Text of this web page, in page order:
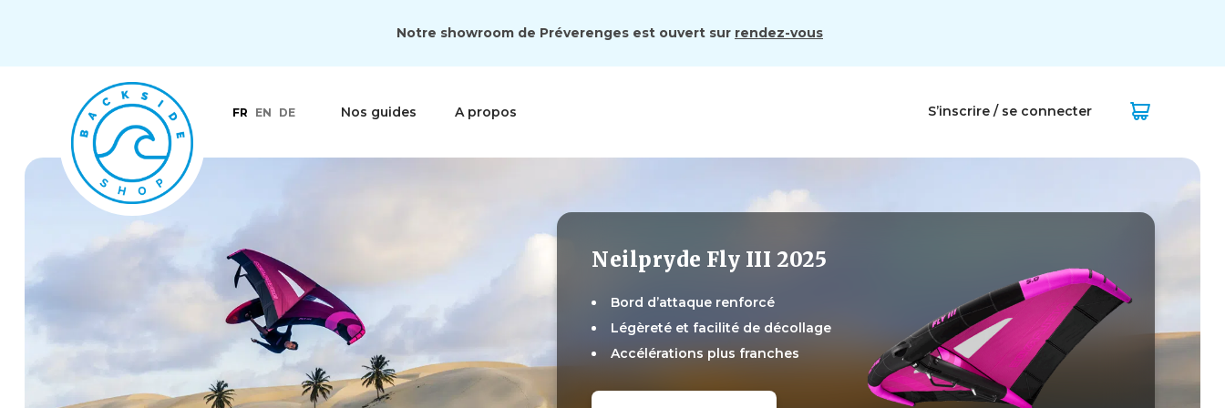
Notre showroom de Préverenges est ouvert sur rendez-vous
FR EN DE Nos guides A propos S’inscrire / se connecter
Neilpryde Fly III 2025
Bord d’attaque renforcé
Légèreté et facilité de décollage
Accélérations plus franches